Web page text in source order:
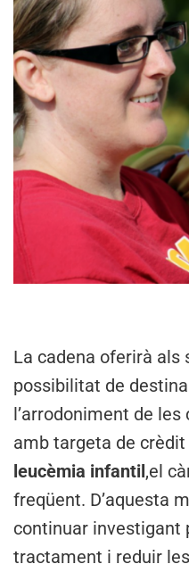
La cadena oferirà als
possibilitat de
l’arrodoniment de
amb targeta de
leucèmia infantil,el
freqüent. D’aquesta
continuar investigant
tractament i reduir